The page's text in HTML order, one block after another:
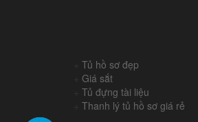
Tủ hồ sơ đẹp
Giá sắt
Tủ đựng tài liệu
Thanh lý tủ hồ sơ giá rẻ